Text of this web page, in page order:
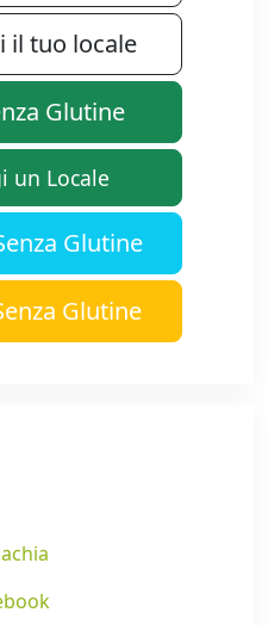
il tuo locale
Glutine
un Locale
Glutine
Glutine